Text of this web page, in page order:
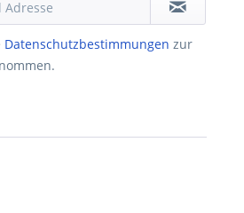
Datenschutzbestimmungen zur